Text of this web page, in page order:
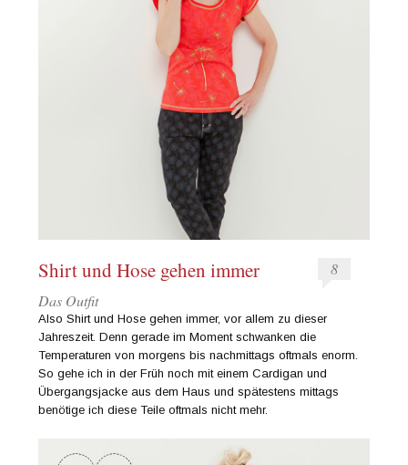
Shirt und Hose gehen immer
8
Das Outfit
Also Shirt und Hose gehen immer, vor allem zu dieser
Jahreszeit. Denn gerade im Moment schwanken die
Temperaturen von morgens bis nachmittags oftmals enorm.
So gehe ich in der Früh noch mit einem Cardigan und
Übergangsjacke aus dem Haus und spätestens mittags
benötige ich diese Teile oftmals nicht mehr.